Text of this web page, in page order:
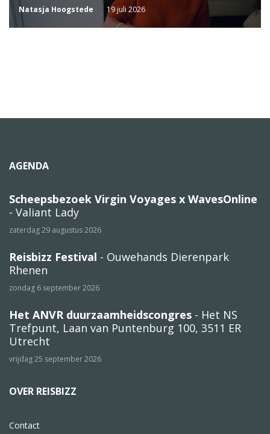
Natasja Hoogstede 19 juli 2026
AGENDA
Scheepsbezoek Virgin Voyages x WavesOnline
- Valiant Lady
zaterdag 29 augustus 2026
Reisbizz Festival - Ouwehands Dierenpark
Rhenen
zondag 6 september 2026
Het ANVR duurzaamheidscongres - Het NS
Trefpunt, Laan van Puntenburg 100, 3511 ER
Utrecht
vrijdag 25 september 2026
OVER REISBIZZ
Contact